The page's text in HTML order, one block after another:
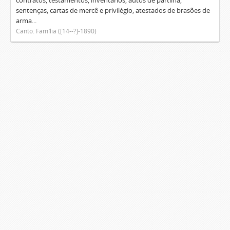
sentenças, cartas de mercê e privilégio, atestados de brasões de
arma...
Canto. Família ([14--?]-1890)